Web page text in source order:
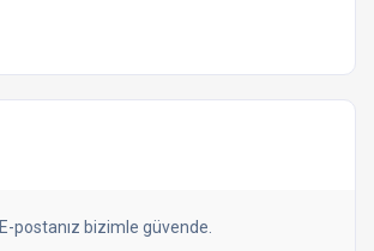
E-postanız bizimle güvende.